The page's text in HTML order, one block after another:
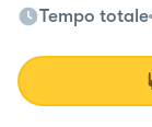
Tempo totale